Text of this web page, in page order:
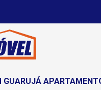
GUARUJÁ